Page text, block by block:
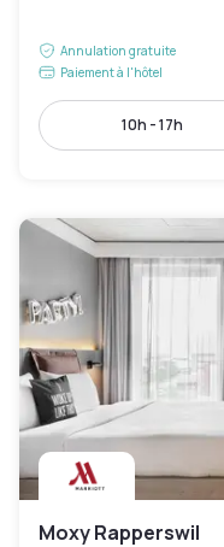
Annulation gratuite
Paiement à l'hôtel
10h - 17h
Moxy Rapperswil